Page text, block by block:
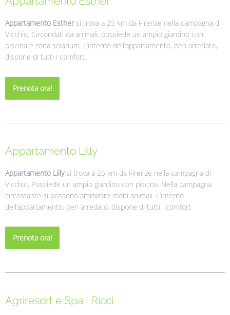
Appartamento Esthersi trova a 25 km da Firenze nella campagna di
Vicchio. Circondati da animali, possiede un ampio giardino con
piscina e zona solarium. L’interno dell’appartamento, ben arredato,
dispone di tutti i comfort.
Prenota ora!
Appartamento Lilly
Appartamento Lillysi trova a 25 km da Firenze nella campagna di
Vicchio. Possiede un ampio giardino con piscina. Nella campagna
circostante si possono ammirare molti animali. L’interno
dell’appartamento, ben arredato, dispone di tutti i comfort.
Prenota ora!
Agriresort e Spa I Ricci